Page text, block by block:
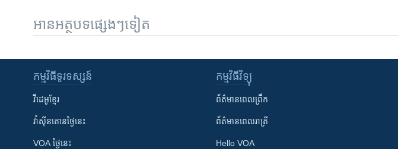
អានអត្ថបទផ្សេងៗទៀត
កម្មវិធី​ទូរទស្សន៍
វីដេអូ​ខ្មែរ
វ៉ាស៊ីនតោន​ថ្ងៃ​នេះ
VOA ថ្ងៃនេះ
កម្មវិធី​វិទ្យុ
ព័ត៌មាន​ពេល​ព្រឹក
ព័ត៌មាន​​ពេល​រាត្រី
Hello VOA